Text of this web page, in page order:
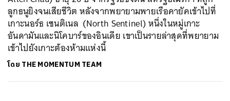
ลูกธนูยิงจนเสียชีวิต หลังจากพยายามพายเรือคายัคเข้าไปที่
เกาะนอร์ธ เซนติเนล (North Sentinel) หนึ่งในหมู่เกาะ
อันดามันและนิโคบาร์ของอินเดีย เขาเป็นรายล่าสุดที่พยายาม
เข้าไปยังเกาะต้องห้ามแห่งนี้
โดย THE MOMENTUM TEAM